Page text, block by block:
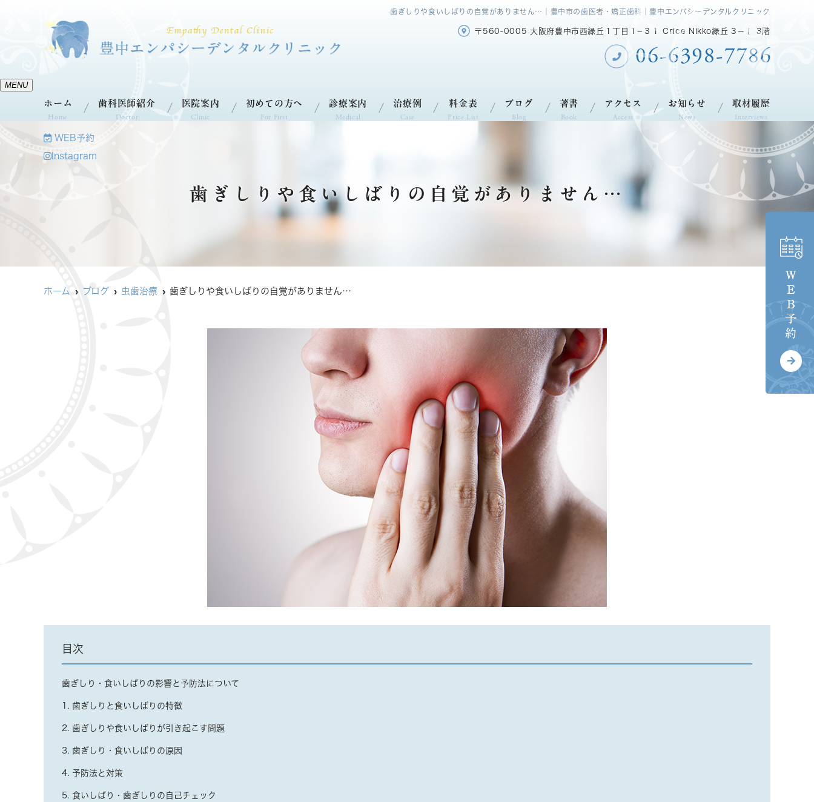
歯ぎしりや食いしばりの自覚がありません…｜豊中市の歯医者・矯正歯科｜豊中エンパシーデンタルクリニック
〒560-0005 大阪府豊中市西緑丘１丁目１−３１ Crice Nikko緑丘 3－Ⅰ 3階
06-6398-7786
MENU
ホーム
Home
歯科医師紹介
Doctor
医院案内
Clinic
初めての方へ
For First
診療案内
Medical
治療例
Case
料金表
Price List
ブログ
Blog
著書
Book
アクセス
Access
お知らせ
News
取材履歴
Interviews
WEB予約
Instagram
歯ぎしりや食いしばりの自覚がありません…
ホーム ブログ 虫歯治療 歯ぎしりや食いしばりの自覚がありません…
目次
歯ぎしり・食いしばりの影響と予防法について
1. 歯ぎしりと食いしばりの特徴
2. 歯ぎしりや食いしばりが引き起こす問題
3. 歯ぎしり・食いしばりの原因
4. 予防法と対策
5. 食いしばり・歯ぎしりの自己チェック